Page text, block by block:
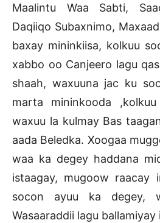
Maalintu Waa Sabti,
Daqiiqo Subaxnimo,
baxay mininkiisa, kolkuu
xabbo oo Canjeero lagu
shaah, waxuuna jac ku
marta mininkooda
waxuu la kulmay Bas
aada Beledka. Xoogaa
waa ka degey haddana
istaagay, mugoow raacay
socon ayuu ka degey,
Wasaaraddii lagu